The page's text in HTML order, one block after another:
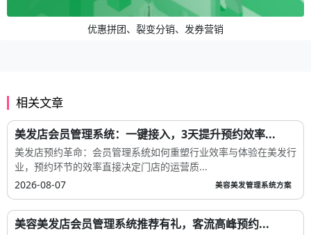
优惠拼团、裂变分销、发券营销
相关文章
美发店会员管理系统：一键接入，3天提升预约效率...
美发店预约革命：会员管理系统如何重塑行业效率与体验在美发行
业，预约环节的效率直接决定门店的运营质...
2026-08-07
美容美发管理系统方案
美容美发店会员管理系统推荐有礼，客流高峰预约...